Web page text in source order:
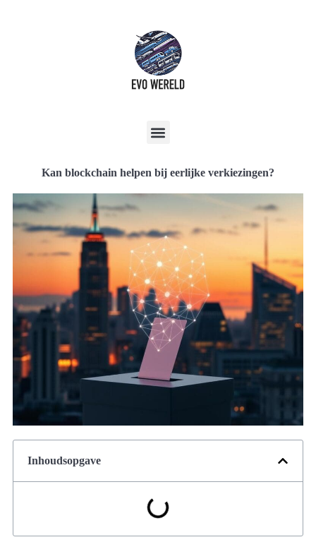
Kan blockchain helpen bij eerlijke verkiezingen?
Inhoudsopgave